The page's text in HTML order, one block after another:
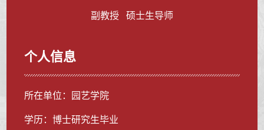
副教授 硕士生导师
个人信息
所在单位：园艺学院
学历：博士研究生毕业